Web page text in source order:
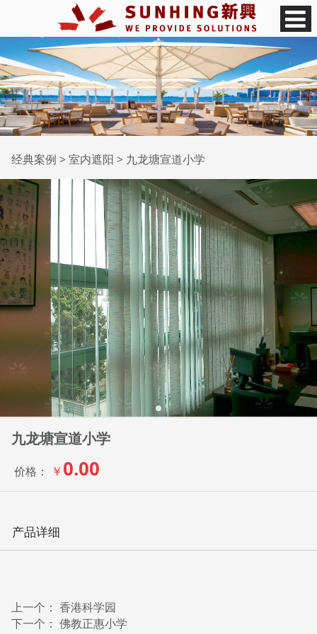
九龙塘宣道小学
经典案例 > 室内遮阳 > 九龙塘宣道小学
九龙塘宣道小学
价格： ￥ 0.00
产品详细
上一个： 香港科学园
下一个： 佛教正惠小学